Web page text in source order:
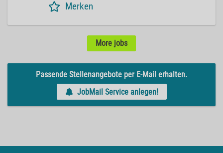
Merken
More jobs
Passende Stellenangebote per E-Mail erhalten.
JobMail Service anlegen!